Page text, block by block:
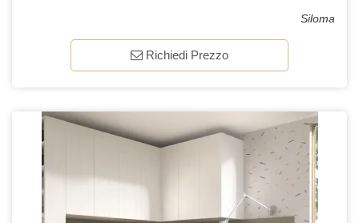
Siloma
Richiedi Prezzo